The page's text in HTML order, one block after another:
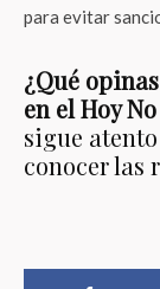
para evitar
¿Qué
en el Hoy
sigue
conocer las